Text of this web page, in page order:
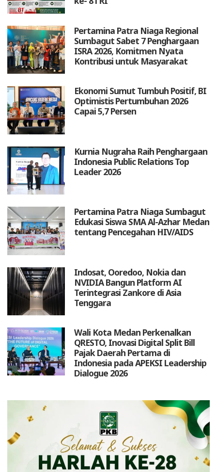
Pertamina Patra Niaga Regional
Sumbagut Sabet 7 Penghargaan
ISRA 2026, Komitmen Nyata
Kontribusi untuk Masyarakat
Ekonomi Sumut Tumbuh Positif, BI
Optimistis Pertumbuhan 2026
Capai 5,7 Persen
Kurnia Nugraha Raih Penghargaan
Indonesia Public Relations Top
Leader 2026
Pertamina Patra Niaga Sumbagut
Edukasi Siswa SMA Al-Azhar Medan
tentang Pencegahan HIV/AIDS
Indosat, Ooredoo, Nokia dan
NVIDIA Bangun Platform AI
Terintegrasi Zankore di Asia
Tenggara
Wali Kota Medan Perkenalkan
QRESTO, Inovasi Digital Split Bill
Pajak Daerah Pertama di
Indonesia pada APEKSI Leadership
Dialogue 2026